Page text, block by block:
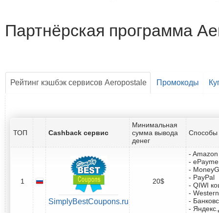
Партнёрская программа
Рейтинг кэшбэк сервисов Aeropostale Промокоды
ТОП Cashback сервис
Минимальная
сумма вывода
денег
Способы
1
SimplyBestCoupons.ru
20$
-
-
-
- PayPal
- QIWI
-
-
-